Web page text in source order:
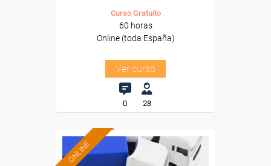
Curso Gratuito
60 horas
Online (toda España)
Ver curso
0 28
ONLINE